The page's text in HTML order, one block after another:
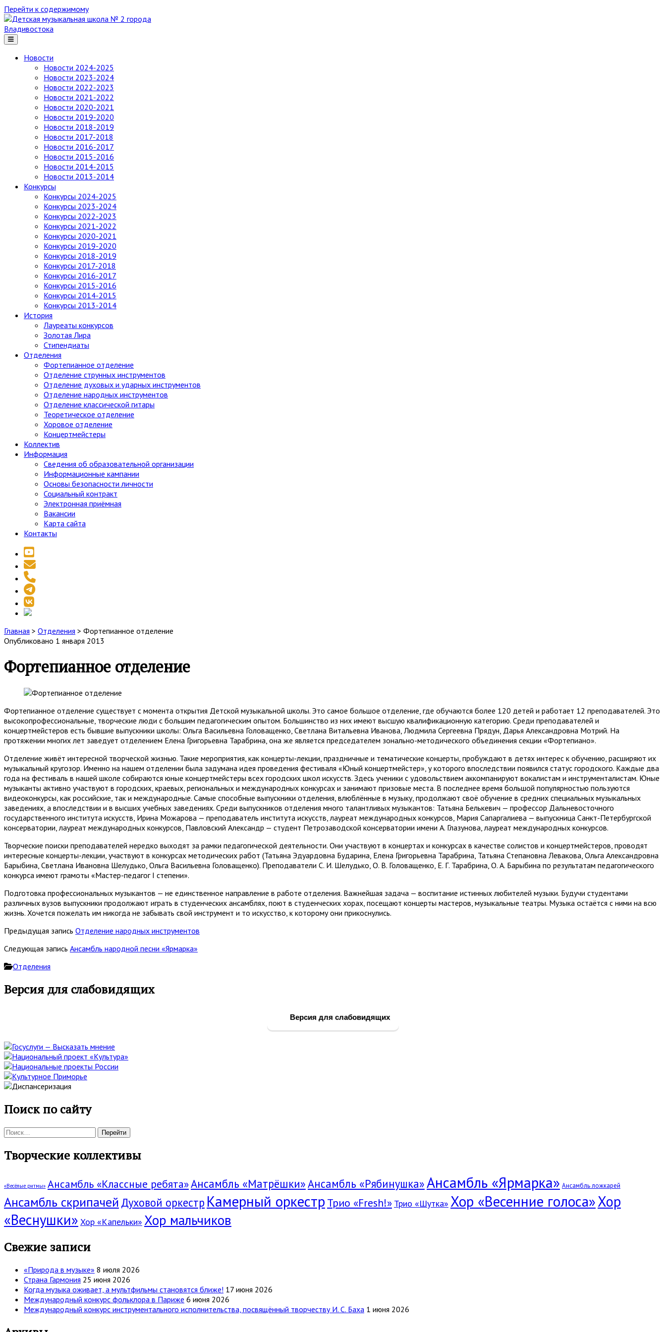
Перейти к содержимому
Детская
музыкальная
школа
города
Владивостока
Новости
Новости 2024-2025
Новости 2023-2024
Новости 2022-2023
Новости 2021-2022
Новости 2020-2021
Новости 2019-2020
Новости 2018-2019
Новости 2017-2018
Новости 2016-2017
Новости 2015-2016
Новости 2014-2015
Новости 2013-2014
Конкурсы
Конкурсы 2024-2025
Конкурсы 2023-2024
Конкурсы 2022-2023
Конкурсы 2021-2022
Конкурсы 2020-2021
Конкурсы 2019-2020
Конкурсы 2018-2019
Конкурсы 2017-2018
Конкурсы 2016-2017
Конкурсы 2015-2016
Конкурсы 2014-2015
Конкурсы 2013-2014
История
Лауреаты конкурсов
Золотая Лира
Стипендиаты
Отделения
Фортепианное отделение
Отделение струнных инструментов
Отделение духовых и ударных инструментов
Отделение народных инструментов
Отделение классической гитары
Теоретическое отделение
Хоровое отделение
Концертмейстеры
Коллектив
Информация
Сведения об образовательной организации
Информационные кампании
Основы безопасности личности
Социальный контракт
Электронная приёмная
Вакансии
Карта сайта
Контакты
youtube
email
telegram
vk
social_icon_custom_1
Главная > Отделения > Фортепианное отделение
Опубликовано 1 января 2013
Фортепианное отделение
Фортепианное отделение существует с момента открытия Детской музыкальной школы. Это самое большое отделение, где обучаются более 120 детей и работает 12 преподавателей. Это
высокопрофессиональные, творческие люди с большим педагогическим опытом. Большинство из них имеют высшую квалификационную категорию. Среди преподавателей и
концертмейстеров есть бывшие выпускники школы: Ольга Васильевна Головащенко, Светлана Витальевна Иванова, Людмила Сергеевна Прядун, Дарья Александровна Мотрий. На
протяжении многих лет заведует отделением Елена Григорьевна Тарабрина, она же является председателем зонально-методического объединения секции «Фортепиано».
Отделение живёт интересной творческой жизнью. Такие мероприятия, как концерты-лекции, праздничные и тематические концерты, пробуждают в детях интерес к обучению, расширяют их
музыкальный кругозор. Именно на нашем отделении была задумана идея проведения фестиваля «Юный концертмейстер», у которого впоследствии появился статус городского. Каждые два
года на фестиваль в нашей школе собираются юные концертмейстеры всех городских школ искусств. Здесь ученики с удовольствием аккомпанируют вокалистам и инструменталистам. Юные
музыканты активно участвуют в городских, краевых, региональных и международных конкурсах и занимают призовые места. В последнее время большой популярностью пользуются
видеоконкурсы, как российские, так и международные. Самые способные выпускники отделения, влюблённые в музыку, продолжают своё обучение в средних специальных музыкальных
заведениях, а впоследствии и в высших учебных заведениях. Среди выпускников отделения много талантливых музыкантов: Татьяна Белькевич — профессор Дальневосточного
государственного института искусств, Ирина Можарова — преподаватель института искусств, лауреат международных конкурсов, Мария Сапаргалиева — выпускница Санкт-Петербургской
консерватории, лауреат международных конкурсов, Павловский Александр — студент Петрозаводской консерватории имени А. Глазунова, лауреат международных конкурсов.
Творческие поиски преподавателей нередко выходят за рамки педагогической деятельности. Они участвуют в концертах и конкурсах в качестве солистов и концертмейстеров, проводят
интересные концерты-лекции, участвуют в конкурсах методических работ (Татьяна Эдуардовна Бударина, Елена Григорьевна Тарабрина, Татьяна Степановна Левакова, Ольга Александровна
Барыбина, Светлана Ивановна Шелудько, Ольга Васильевна Головащенко). Преподаватели С. И. Шелудько, О. В. Головащенко, Е. Г. Тарабрина, О. А. Барыбина по результатам педагогического
конкурса имеют грамоты «Мастер-педагог I степени».
Подготовка профессиональных музыкантов — не единственное направление в работе отделения. Важнейшая задача — воспитание истинных любителей музыки. Будучи студентами
различных вузов выпускники продолжают играть в студенческих ансамблях, поют в студенческих хорах, посещают концерты мастеров, музыкальные театры. Музыка остаётся с ними на всю
жизнь. Хочется пожелать им никогда не забывать свой инструмент и то искусство, к которому они прикоснулись.
Предыдущая запись Отделение народных инструментов
Следующая запись Ансамбль народной песни «Ярмарка»
Отделения
Основная
Версия для слабовидящих
Версия для слабовидящих
Поиск по сайту
Поиск:
Творческие коллективы
«Весёлые ритмы» Ансамбль «Классные ребята»Ансамбль «Матрёшки»Ансамбль «Рябинушка»Ансамбль «Ярмарка» Ансамбль ложкарей
Ансамбль скрипачей Духовой оркестр Камерный оркестр Трио «Fresh!» Трио «Шутка» Хор «Весенние голоса»Хор
«Веснушки» Хор «Капельки» Хор мальчиков
Свежие записи
«Природа в музыке» 8 июля 2026
Страна Гармония 25 июня 2026
Когда музыка оживает, а мультфильмы становятся ближе! 17 июня 2026
Международный конкурс фольклора в Париже 6 июня 2026
Международный конкурс инструментального исполнительства, посвящённый творчеству И. С. Баха 1 июня 2026